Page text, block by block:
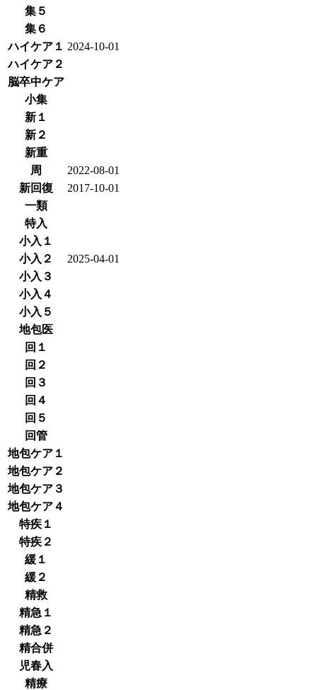
集５
集６
ハイケア１ 2024-10-01
ハイケア２
脳卒中ケア
小集
新１
新２
新重
周
2022-08-01
新回復
2017-10-01
一類
特入
小入１
小入２
2025-04-01
小入３
小入４
小入５
地包医
回１
回２
回３
回４
回５
回管
地包ケア１
地包ケア２
地包ケア３
地包ケア４
特疾１
特疾２
緩１
緩２
精救
精急１
精急２
精合併
児春入
精療